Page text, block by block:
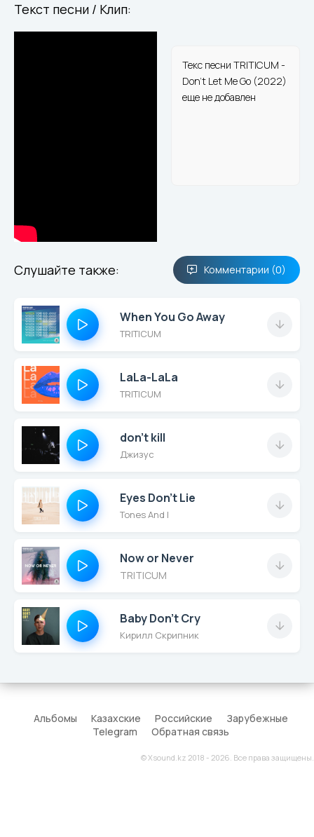
Текст песни / Клип:
Текс песни TRITICUM -
Don't Let Me Go (2022)
еще не добавлен
Слушайте также: Комментарии (0)
When You Go Away
TRITICUM
LaLa-LaLa
TRITICUM
don't kill
Джизус
Eyes Don’t Lie
Tones And I
Now or Never
TRITICUM
Baby Don't Cry
Кирилл Скрипник
Альбомы Казахские Российские
Зарубежные
Telegram
Обратная связь
© Xsound.kz 2018 - 2026. Все права защищены.